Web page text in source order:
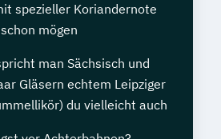
spezieller Koriandernote
mögen
man Sächsisch und
Gläsern echtem Leipziger
du vielleicht auch